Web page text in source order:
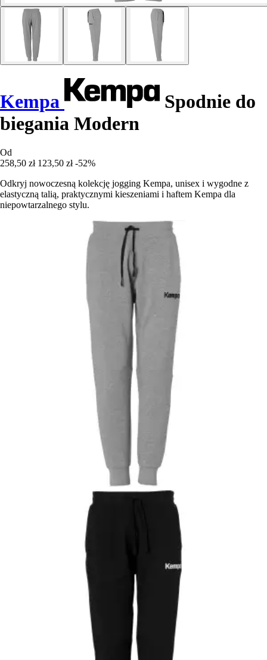
Kempa
Spodnie do
biegania Modern
Od
258,50 zł 123,50 zł -52%
Odkryj nowoczesną kolekcję jogging Kempa, unisex i wygodne z
elastyczną talią, praktycznymi kieszeniami i haftem Kempa dla
niepowtarzalnego stylu.